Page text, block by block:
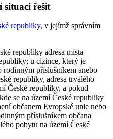
situaci řešit
republiky, v jejímž správním
republiky adresa místa
u cizince, který je
rodinným příslušníkem anebo
republiky, adresa trvalého
České republiky, a pokud
se na území České republiky
občanem Evropské unie nebo
příslušníkem občana
pobytu na území České